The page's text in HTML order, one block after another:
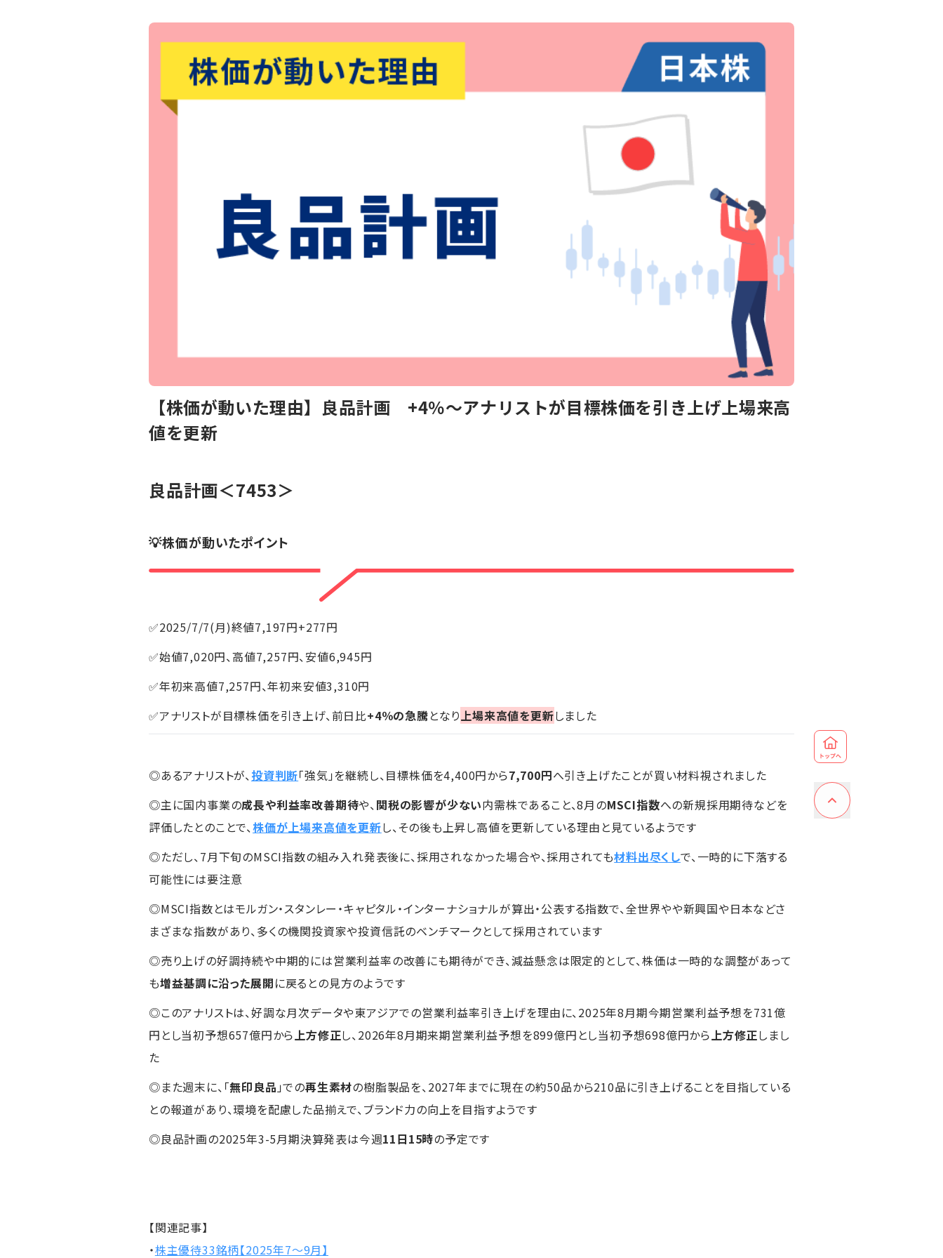
【株価が動いた理由】良品計画 +4％～アナリストが目標株価を引き上げ上場来高
値を更新
良品計画＜7453＞
💡株価が動いたポイント
✅2025/7/7(月)終値7,197円+277円
✅始値7,020円、高値7,257円、安値6,945円
✅年初来高値7,257円、年初来安値3,310円
✅アナリストが目標株価を引き上げ、前日比+4％の急騰となり上場来高値を更新しました
◎あるアナリストが、投資判断「強気」を継続し、目標株価を4,400円から7,700円へ引き上げたことが買い材料視されました
◎主に国内事業の成長や利益率改善期待や、関税の影響が少ない内需株であること、8月のMSCI指数への新規採用期待などを
評価したとのことで、株価が上場来高値を更新し、その後も上昇し高値を更新している理由と見ているようです
◎ただし、7月下旬のMSCI指数の組み入れ発表後に、採用されなかった場合や、採用されても材料出尽くしで、一時的に下落する
可能性には要注意
◎MSCI指数とはモルガン・スタンレー・キャピタル・インターナショナルが算出・公表する指数で、全世界やや新興国や日本などさ
まざまな指数があり、多くの機関投資家や投資信託のベンチマークとして採用されています
◎売り上げの好調持続や中期的には営業利益率の改善にも期待ができ、減益懸念は限定的として、株価は一時的な調整があって
も増益基調に沿った展開に戻るとの見方のようです
◎このアナリストは、好調な月次データや東アジアでの営業利益率引き上げを理由に、2025年8月期今期営業利益予想を731億
円とし当初予想657億円から上方修正し、2026年8月期来期営業利益予想を899億円とし当初予想698億円から上方修正しまし
た
◎また週末に、「無印良品 」での再生素材の樹脂製品を、2027年までに現在の約50品から210品に引き上げることを目指している
との報道があり、環境を配慮した品揃えで、ブランド力の向上を目指すようです
◎良品計画の2025年3-5月期決算発表は今週11日15時の予定です
【関連記事】
・株主優待33銘柄【2025年7～9月】